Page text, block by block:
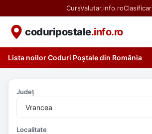
CursValutar.info.ro
coduripostale.info.ro
Lista noilor Coduri Poștale din România
Județ
Localitate